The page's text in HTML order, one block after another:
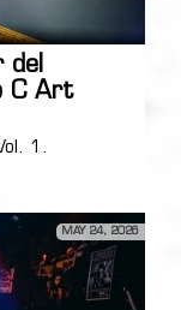
del
C Art
1.
MAY 24, 2026